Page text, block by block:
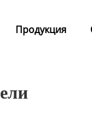
Продукция